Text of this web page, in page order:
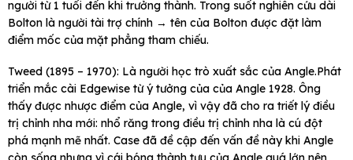
người từ 1 tuổi đến khi trưởng thành. Trong suốt nghiên cứu dài
Bolton là người tài trợ chính → tên của Bolton được đặt làm
điểm mốc của mặt phẳng tham chiếu.
Tweed (1895 – 1970): Là người học trò xuất sắc của Angle.Phát
triển mắc cài Edgewise từ ý tưởng của của Angle 1928. Ông
thấy được nhược điểm của Angle, vì vậy đã cho ra triết lý điều
trị chỉnh nha mới: nhổ răng trong điều trị chỉnh nha là cú đột
phá mạnh mẽ nhất. Case đã đề cập đến vấn đề này khi Angle